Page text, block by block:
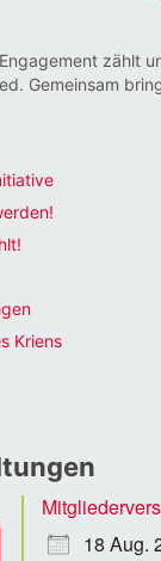
zählt
Gemeinsam
Kriens
18 Aug.